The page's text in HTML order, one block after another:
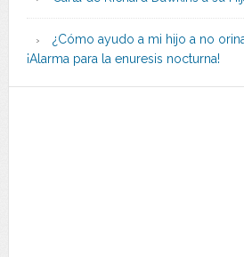
¿Cómo ayudo a mi hijo a no
¡Alarma para la enuresis nocturna!